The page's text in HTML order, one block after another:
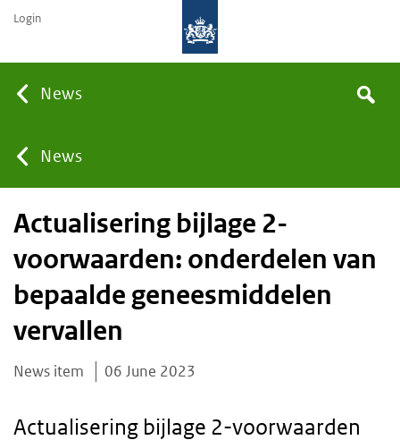
News
You
are
here:
News
Search
Login
Actualisering bijlage 2-
voorwaarden: onderdelen van
bepaalde geneesmiddelen
vervallen
News item 06 June 2023
Actualisering bijlage 2-voorwaarden